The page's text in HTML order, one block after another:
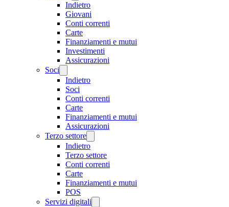
Indietro
Giovani
Conti correnti
Carte
Finanziamenti e mutui
Investimenti
Assicurazioni
Soci
Indietro
Soci
Conti correnti
Carte
Finanziamenti e mutui
Assicurazioni
Terzo settore
Indietro
Terzo settore
Conti correnti
Carte
Finanziamenti e mutui
POS
Servizi digitali